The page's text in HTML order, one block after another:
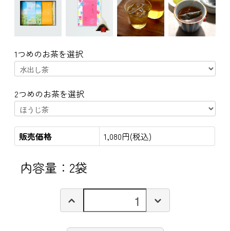
1つめのお茶を選択
2つめのお茶を選択
販売価格 1,080円(税込)
内容量：2袋